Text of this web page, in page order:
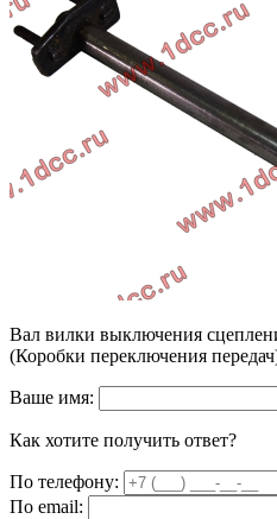
Вал вилки выключения
(Коробки переключения
Ваше имя:
Как хотите получить ответ?
По телефону:
По email: